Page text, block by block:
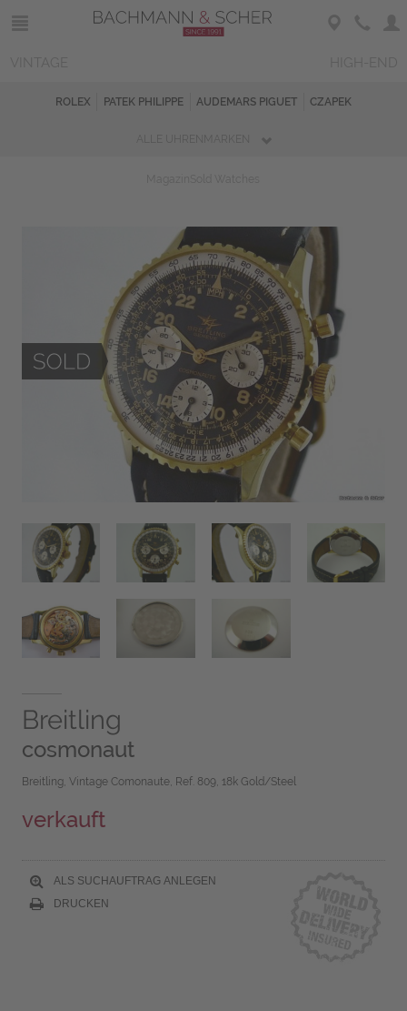
ROLEX PATEK PHILIPPE AUDEMARS PIGUET CZAPEK
Breitling
cosmonaut
Breitling, Vintage Comonaute, Ref. 809, 18k Gold/Steel
verkauft
ALS SUCHAUFTRAG ANLEGEN
DRUCKEN